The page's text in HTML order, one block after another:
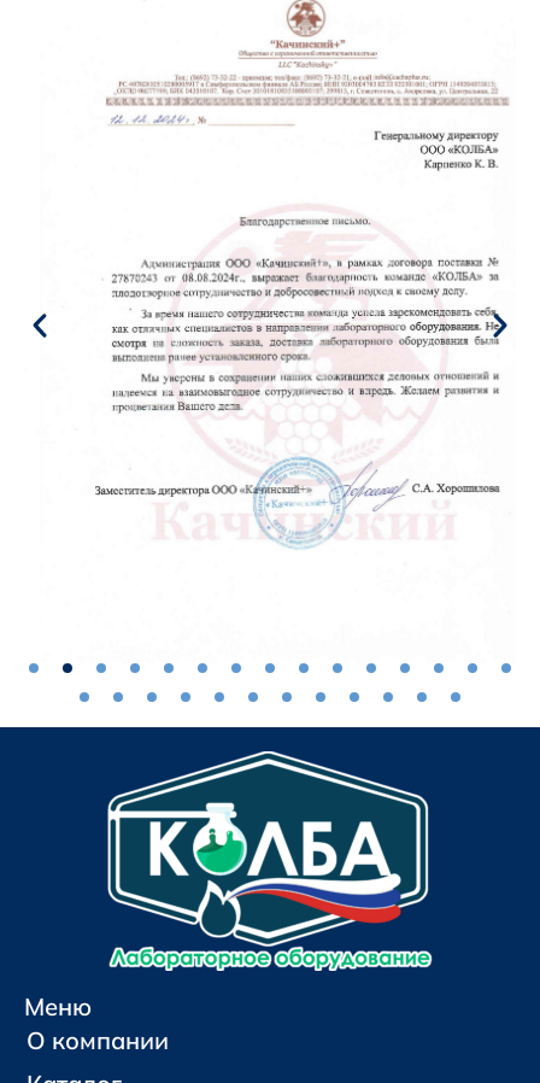
Меню
О компании